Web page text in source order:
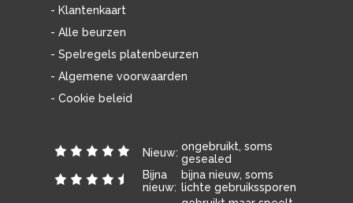
- Klantenkaart
- Alle beurzen
- Spelregels platenbeurzen
- Algemene voorwaarden
- Cookie beleid
Nieuw: ongebruikt, soms
gesealed
Bijna
nieuw:
bijna nieuw, soms
lichte gebruikssporen